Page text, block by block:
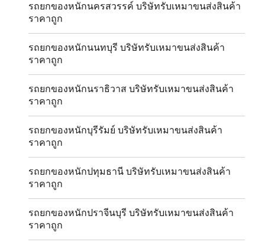
รถยกของหนักนครสวรรค์ บริษัทรับเหมาขนส่งสินค้า
ราคาถูก
รถยกของหนักนนทบุรี บริษัทรับเหมาขนส่งสินค้า
ราคาถูก
รถยกของหนักนราธิวาส บริษัทรับเหมาขนส่งสินค้า
ราคาถูก
รถยกของหนักบุรีรัมย์ บริษัทรับเหมาขนส่งสินค้า
ราคาถูก
รถยกของหนักปทุมธานี บริษัทรับเหมาขนส่งสินค้า
ราคาถูก
รถยกของหนักปราจีนบุรี บริษัทรับเหมาขนส่งสินค้า
ราคาถูก